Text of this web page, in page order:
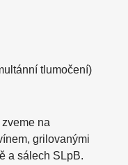
tlumočení)
na
grilovanými
a sálech SLpB.